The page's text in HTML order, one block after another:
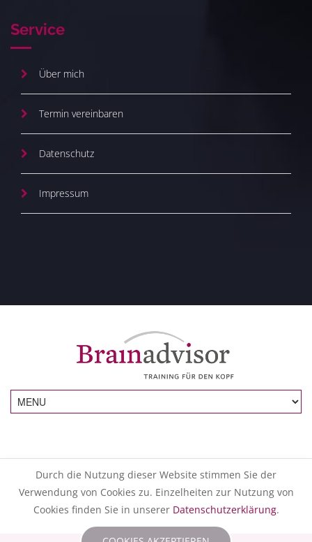
Service
Über mich
Termin vereinbaren
Datenschutz
Impressum
Durch die Nutzung dieser Website stimmen Sie der
Verwendung von Cookies zu. Einzelheiten zur Nutzung von
Cookies finden Sie in unserer Datenschutzerklärung.